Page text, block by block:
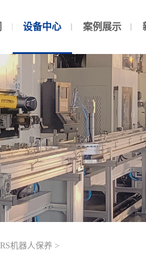
设备中心 案例展示
RS机器人保养 >